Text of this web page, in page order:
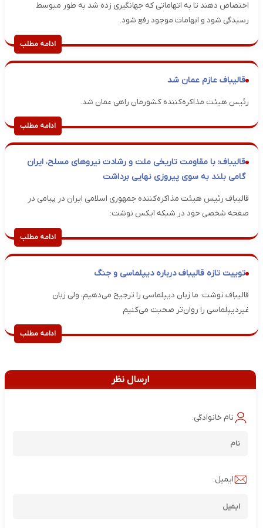
اختصاص دهند تا به اتهاماتی که جهانگیری زده شد به طور مبوسط
رسیدگی شود و ابهامات موجود رفع شود.
ادامه مطلب
قالیباف عازم عمان شد
رئیس هیئت مذاکره‌کننده کشورمان راهی عمان شد.
ادامه مطلب
قالیباف: با مقاومت تاریخی ملت و رشادت نیروهای مسلح، ایران
گامی بلند به سوی پیروزی نهایی برداشت
قالیباف رئیس هیئت مذاکره‌کننده جمهوری اسلامی ایران در پیامی در
صفحه شخصی خود در شبکه ایکس نوشت:
ادامه مطلب
توییت تازه قالیباف درباره دیپلماسی و جنگ
قالیباف نوشت: ما زبان دیپلماسی را ترجیح می‌دهیم، ولی زبان‌
غیردیپلماسی را روان‌تر صحبت می‌کنیم
ادامه مطلب
ارسال نظر
نام خانوادگی:
ایمیل: